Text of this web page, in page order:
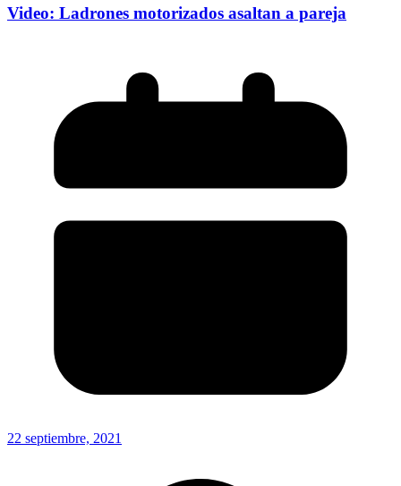
Video: Ladrones motorizados asaltan a pareja
22 septiembre, 2021